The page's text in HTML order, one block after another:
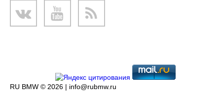
RU BMW © 2026 | info@rubmw.ru